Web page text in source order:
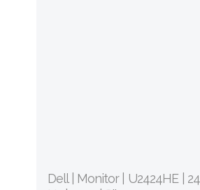
Dell | Monitor | U2424HE | 24